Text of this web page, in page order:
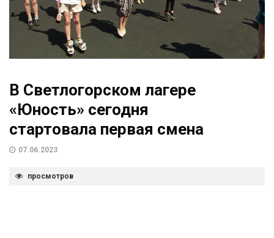
В Светлогорском лагере
«Юность» сегодня
стартовала первая смена
07.06.2023
просмотров